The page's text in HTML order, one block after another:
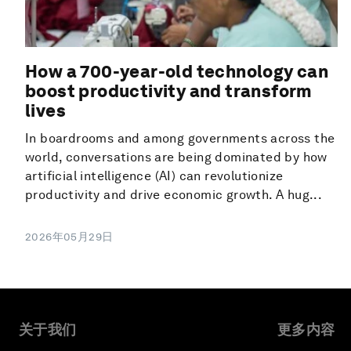
How a 700-year-old technology can
boost productivity and transform
lives
In boardrooms and among governments across the
world, conversations are being dominated by how
artificial intelligence (AI) can revolutionize
productivity and drive economic growth. A hug...
2026年05月29日
关于我们 更多内容